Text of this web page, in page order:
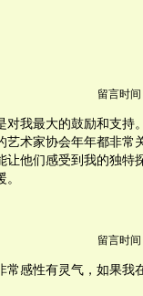
留言时间
对我最大的鼓励和支持
艺术家协会年年都非常
让他们感受到我的独特
留言时间
常感性有灵气，如果我